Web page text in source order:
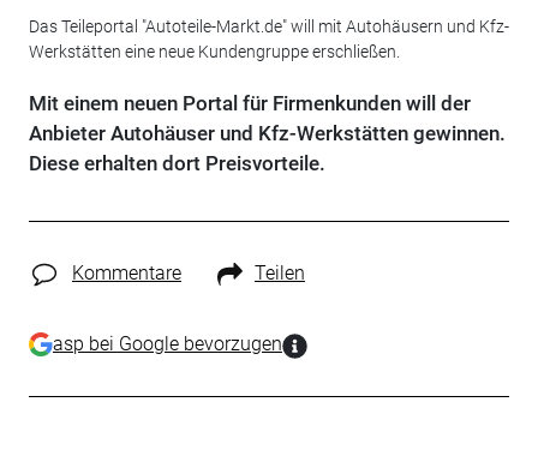
Das Teileportal "Autoteile-Markt.de" will mit Autohäusern und Kfz-
Werkstätten eine neue Kundengruppe erschließen.
Mit einem neuen Portal für Firmenkunden will der
Anbieter Autohäuser und Kfz-Werkstätten gewinnen.
Diese erhalten dort Preisvorteile.
Kommentare Teilen
asp bei Google bevorzugen